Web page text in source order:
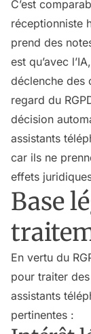
C’est
réceptionniste
prend des
est qu’avec
déclenche des
regard du
décision
assistants
car ils ne
effets
Base
En vertu du
pour traiter
assistants
pertinentes :